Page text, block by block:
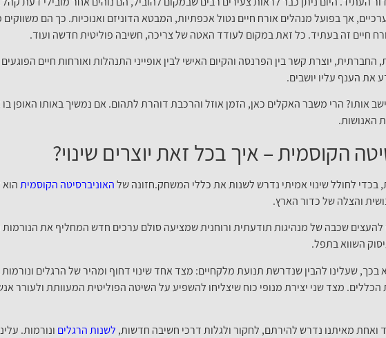
אך בפועל מנהלים אורח חיים נטול אכפתיות, המבטא הדוניזם ואנוכיות. כך הם
חיים זה בעתיד. כל זאת במקום לעודד האטה של צריכה, חשיבה פוליטית חדשה ועוד.
יוצרת קשר בין הפרנסה והקיום האישי לבין אופייני התנהלות ואורחות חיים
את הענף עליו יושבים.
אותו? הרי משבר האקלים כאן, הזמן אוזל והרכבת דוהרת לתהום. אם נמשיך באותו האופן
האנושות.
הקוסמית – איך בכל זאת יוצרים שינוי?
בכדי לחולל שינוי אמיתי נדרש לשנות את כללי המשחק.חזונה שלהאוניברסיטה הקוסמית
והצלה של כדור הארץ.
שכבה של מנהיגות תודעתית ורוחנית שמציעה סולם ערכים חדש המחליף את הנורמות
השווא בתפל.
שעלינו להבין שנדרשת תנועת מלקחיים: מצד אחד שינוי דחוף ומהיר של הרגלים
מצד שני יצירת מנופי כוח שיצליחו להשפיע על השיטה הפוליטית המעוותת ולעורר
מאיתנו נדרש להירתם, לחקור ולגלות דרכי חשיבה חדשות, לשנות הרגלים ונורמות.